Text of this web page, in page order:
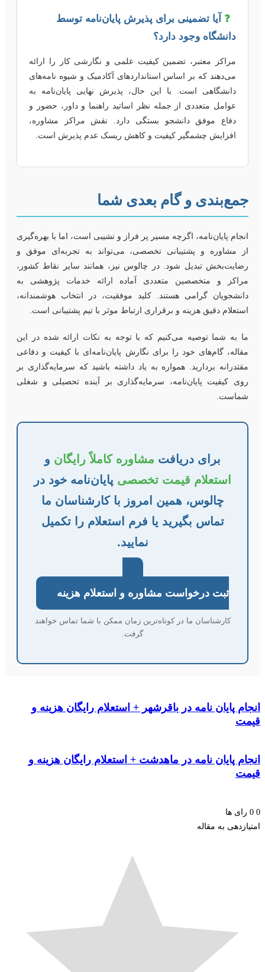
آیا تضمینی برای پذیرش پایان‌نامه توسط
دانشگاه وجود دارد؟
مراکز معتبر، تضمین کیفیت علمی و نگارشی کار را ارائه
می‌دهند که بر اساس استانداردهای آکادمیک و شیوه نامه‌های
دانشگاهی است. با این حال، پذیرش نهایی پایان‌نامه به
عوامل متعددی از جمله نظر اساتید راهنما و داور، حضور و
دفاع موفق دانشجو بستگی دارد. نقش مراکز مشاوره،
افزایش چشمگیر کیفیت و کاهش ریسک عدم پذیرش است.
و گام بعدی شما
پایان‌نامه، اگرچه مسیر پر فراز و نشیبی است، اما با بهره‌گیری
مشاوره و پشتیبانی تخصصی، می‌تواند به تجربه‌ای موفق و
تبدیل شود. در چالوس نیز، همانند سایر نقاط کشور،
و متخصصین متعددی آماده ارائه خدمات پژوهشی به
گرامی هستند. کلید موفقیت، در انتخاب هوشمندانه،
دقیق هزینه و برقراری ارتباط موثر با تیم پشتیبانی است.
به شما توصیه می‌کنیم که با توجه به نکات ارائه شده در این
گام‌های خود را برای نگارش پایان‌نامه‌ای با کیفیت و دفاعی
بردارید. همواره به یاد داشته باشید که سرمایه‌گذاری بر
کیفیت پایان‌نامه، سرمایه‌گذاری بر آینده تحصیلی و شغلی
برای دریافتمشاوره کاملاً رایگانو
استعلام قیمت تخصصیپایان‌نامه خود در
چالوس، همین امروز با کارشناسان ما
تماس بگیرید یا فرم استعلام را تکمیل
نمایید.
ثبت درخواست مشاوره و استعلام هزینه
کارشناسان ما در کوتاه‌ترین زمان ممکن با شما تماس خواهند
گرفت.
پایان نامه در باقرشهر + استعلام رایگان هزینه و
پایان نامه در ماهدشت + استعلام رایگان هزینه و
ها
به مقاله